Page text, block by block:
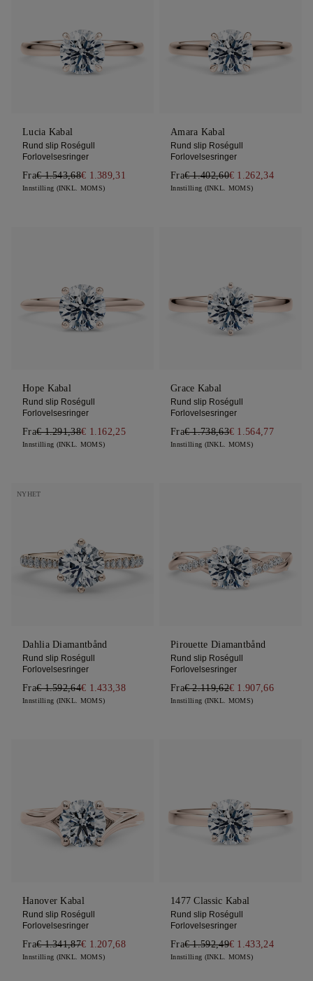
Lucia Kabal
Rund slip Roségull
Forlovelsesringer
Fra€ 1.543,68€ 1.389,31
Innstilling (INKL. MOMS)
Amara Kabal
Rund slip Roségull
Forlovelsesringer
Fra€ 1.402,60€ 1.262,34
Innstilling (INKL. MOMS)
Hope Kabal
Rund slip Roségull
Forlovelsesringer
Fra€ 1.291,38€ 1.162,25
Innstilling (INKL. MOMS)
Grace Kabal
Rund slip Roségull
Forlovelsesringer
Fra€ 1.738,63€ 1.564,77
Innstilling (INKL. MOMS)
NYHET
Dahlia Diamantbånd
Rund slip Roségull
Forlovelsesringer
Fra€ 1.592,64€ 1.433,38
Innstilling (INKL. MOMS)
Pirouette Diamantbånd
Rund slip Roségull
Forlovelsesringer
Fra€ 2.119,62€ 1.907,66
Innstilling (INKL. MOMS)
Hanover Kabal
Rund slip Roségull
Forlovelsesringer
Fra€ 1.341,87€ 1.207,68
Innstilling (INKL. MOMS)
1477 Classic Kabal
Rund slip Roségull
Forlovelsesringer
Fra€ 1.592,49€ 1.433,24
Innstilling (INKL. MOMS)